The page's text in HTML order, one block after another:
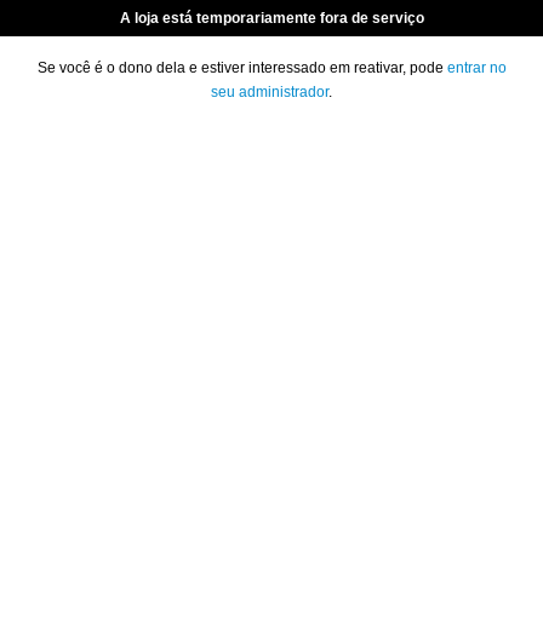
A loja está temporariamente fora de serviço
Se você é o dono dela e estiver interessado em reativar, pode entrar no
seu administrador.